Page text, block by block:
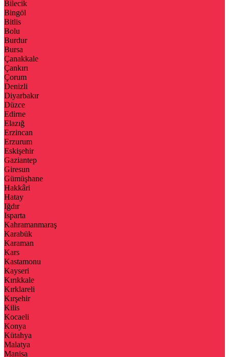
Bilecik
Bingöl
Bitlis
Bolu
Burdur
Bursa
Çanakkale
Çankırı
Çorum
Denizli
Diyarbakır
Düzce
Edirne
Elazığ
Erzincan
Erzurum
Eskişehir
Gaziantep
Giresun
Gümüşhane
Hakkâri
Hatay
Iğdır
Isparta
Kahramanmaraş
Karabük
Karaman
Kars
Kastamonu
Kayseri
Kırıkkale
Kırklareli
Kırşehir
Kilis
Kocaeli
Konya
Kütahya
Malatya
Manisa